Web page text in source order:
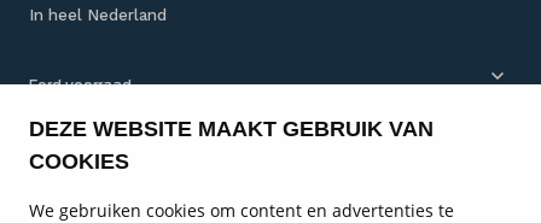
DEZE WEBSITE MAAKT GEBRUIK VAN
COOKIES
We gebruiken cookies om content en advertenties te
In heel Nederland
Ford voorraad
Ford bedrijfswagens